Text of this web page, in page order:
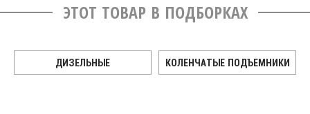
ЭТОТ ТОВАР В ПОДБОРКАХ
ДИЗЕЛЬНЫЕ КОЛЕНЧАТЫЕ ПОДЪЕМНИКИ